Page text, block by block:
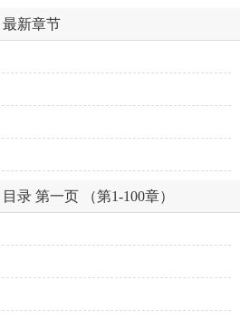
最新章节
录 第一页 （第1-100章）